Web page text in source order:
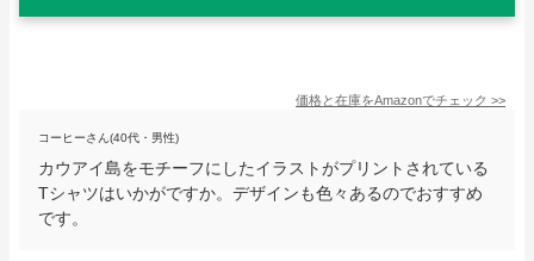
価格と在庫をAmazonでチェック >>
コーヒーさん(40代・男性)
カウアイ島をモチーフにしたイラストがプリントされている
Tシャツはいかがですか。デザインも色々あるのでおすすめ
です。